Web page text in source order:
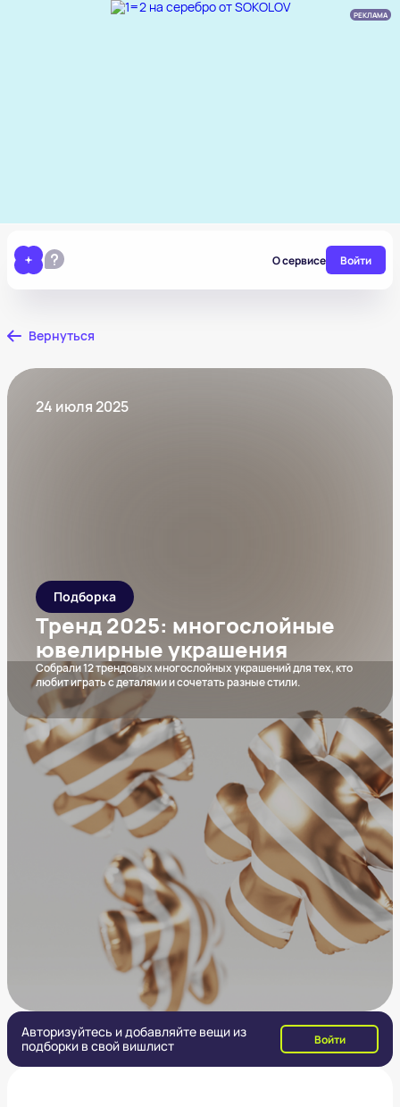
РЕКЛАМА
О сервисе Войти
Вернуться
24 июля 2025
Подборка
Тренд 2025: многослойные
ювелирные украшения
Собрали 12 трендовых многослойных украшений для тех, кто
любит играть с деталями и сочетать разные стили.
Авторизуйтесь и добавляйте вещи из
подборки в свой вишлист
Войти